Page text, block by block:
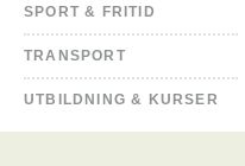
SPORT & FRITID
TRANSPORT
UTBILDNING & KURSER